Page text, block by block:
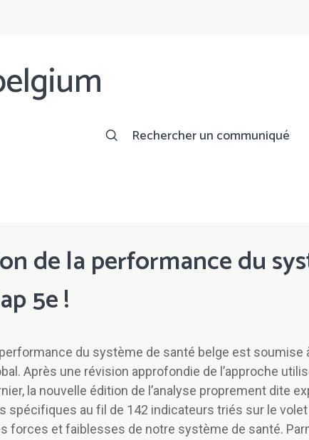
Rechercher un communiqué
de la performance du
5e !
du système de santé belge est soumise
Après une révision approfondie de l’approche
la nouvelle édition de l’analyse proprement dite
spécifiques au fil de 142 indicateurs triés sur le
forces et faiblesses de notre système de santé.